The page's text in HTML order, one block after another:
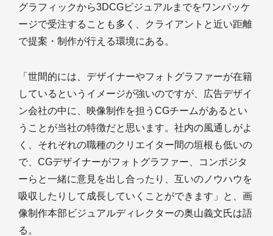
グラフィックから3DCGビジュアルまでをワンパッケ
ージで受注することも多く、クライアントと近い距離
で提案・制作が行える環境にある。
「世間的には、デザイナーやフォトグラファーが在籍
しているというイメージが強いのですが、広告デザイ
ン会社の中に、映像制作を担うCGチームがあるとい
うことが当社の特徴だと思います。社内の風通しがよ
く、それぞれの職種のクリエイター間の垣根も低いの
で、CGデザイナーがフォトグラファー、コンポジタ
ーらと一緒に意見を出し合ったり、互いのノウハウを
吸収したりして成長していくことができます」と、画
像制作本部ビジュアルディレクターの奥山義文氏は語
る。